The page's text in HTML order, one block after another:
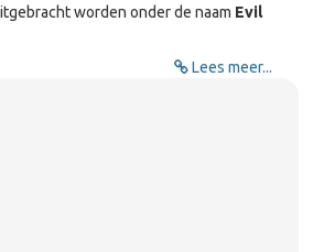
worden onder de naam Evil
Lees meer...